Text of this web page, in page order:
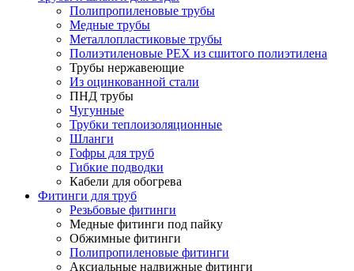
Полипропиленовые трубы
Медные трубы
Металлопластиковые трубы
Полиэтиленовые PEX из сшитого полиэтилена
Трубы нержавеющие
Из оцинкованной стали
ПНД трубы
Чугунные
Трубки теплоизоляционные
Шланги
Гофры для труб
Гибкие подводки
Кабели для обогрева
Фитинги для труб
Резьбовые фитинги
Медные фитинги под пайку
Обжимные фитинги
Полипропиленовые фитинги
Аксиальные надвижные фитинги